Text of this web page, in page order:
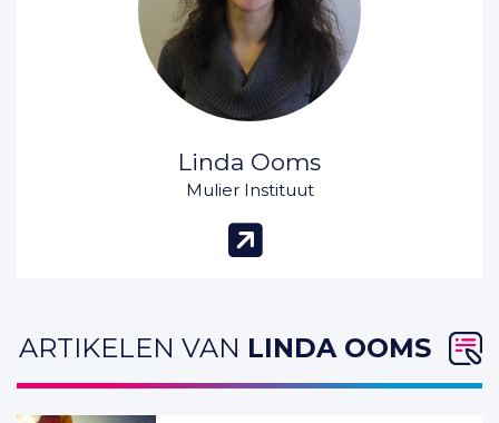
Linda Ooms
Mulier Instituut
(opent in
ARTIKELEN VAN LINDA OOMS